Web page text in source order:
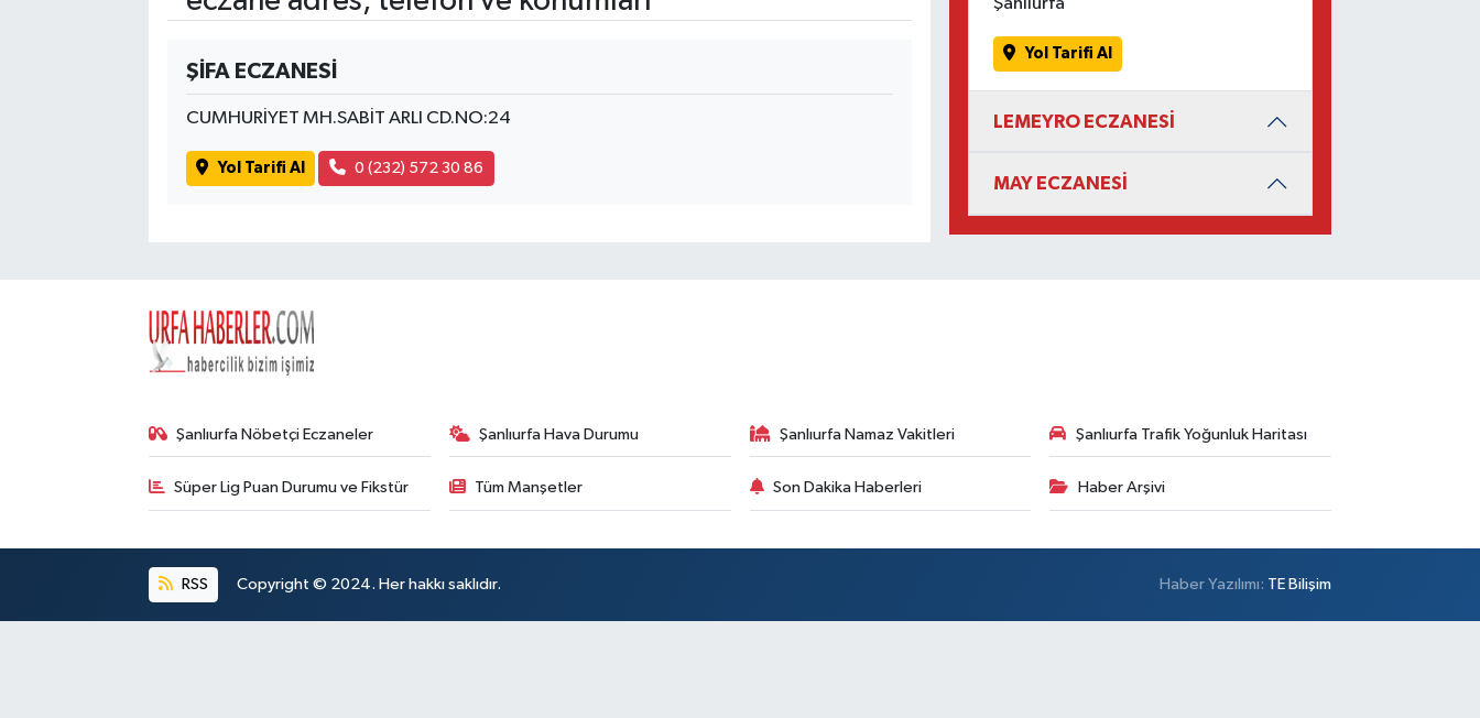
ŞİFA ECZANESİ
CUMHURİYET MH.SABİT ARLI CD.NO:24
Yol Tarifi Al 0 (232) 572 30 86
Yol Tarifi Al
LEMEYRO ECZANESİ
MAY ECZANESİ
Şanlıurfa Nöbetçi Eczaneler Şanlıurfa Hava Durumu Şanlıurfa Namaz Vakitleri Şanlıurfa Trafik Yoğunluk Haritası
Süper Lig Puan Durumu ve Fikstür Tüm Manşetler Son Dakika Haberleri Haber Arşivi
RSS Copyright © 2024. Her hakkı saklıdır. Haber Yazılımı: TE Bilişim